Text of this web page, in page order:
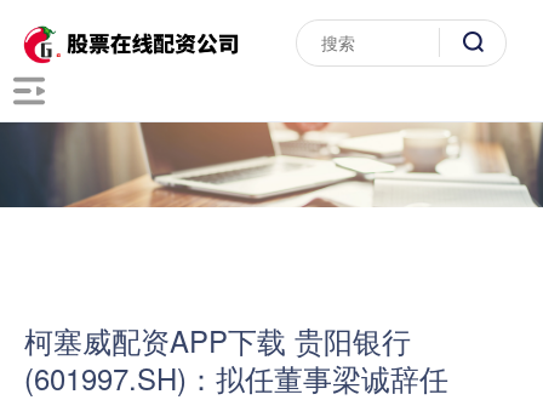
柯塞威配资APP下载 贵阳银行
(601997.SH)：拟任董事梁诚辞任